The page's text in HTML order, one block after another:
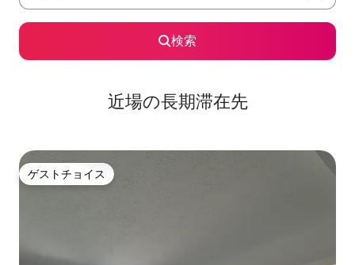
検索
近場の長期滞在先
ゲストチョイス
ゲストチョイス